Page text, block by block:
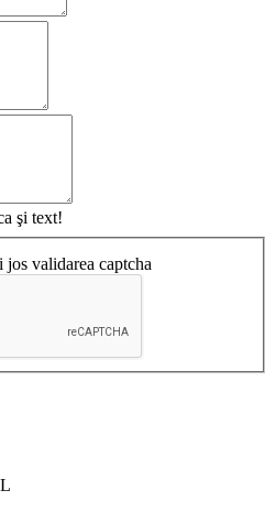
şi text!
validarea captcha